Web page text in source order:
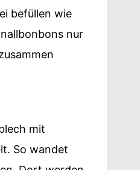
befüllen wie
nur
mit
So wandet